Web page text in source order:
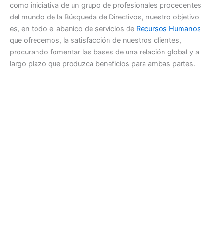
como iniciativa de un grupo de profesionales procedentes
del mundo de la Búsqueda de Directivos, nuestro objetivo
es, en todo el abanico de servicios de Recursos Humanos
que ofrecemos, la satisfacción de nuestros clientes,
procurando fomentar las bases de una relación global y a
largo plazo que produzca beneficios para ambas partes.